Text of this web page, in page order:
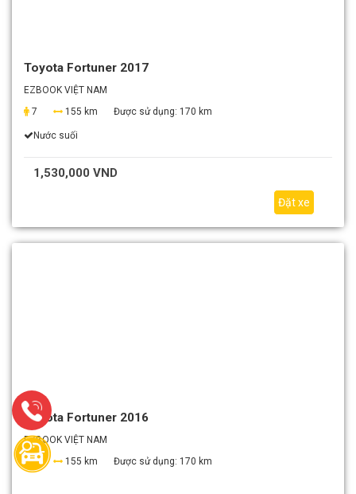
Toyota Fortuner 2017
EZBOOK VIỆT NAM
7
155 km Được sử dụng: 170 km
Nước suối
1,530,000 VND
Đặt xe
Toyota Fortuner 2016
EZBOOK VIỆT NAM
7
155 km Được sử dụng: 170 km